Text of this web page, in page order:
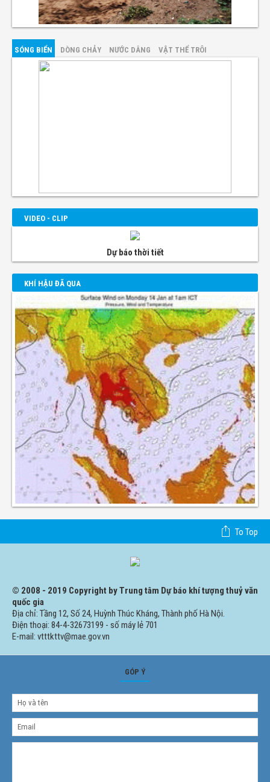
SÓNG BIỂN DÒNG CHẢY NƯỚC DÂNG VẬT THỂ TRÔI
VIDEO - CLIP
Dự báo thời tiết
KHÍ HẬU ĐÃ QUA
To Top
© 2008 - 2019 Copyright by Trung tâm Dự báo khí tượng thuỷ văn
quốc gia
Địa chỉ: Tầng 12, Số 24, Huỳnh Thúc Kháng, Thành phố Hà Nội.
Điện thoại: 84-4-32673199 - số máy lẻ 701
E-mail: vtttkttv@mae.gov.vn
GÓP Ý